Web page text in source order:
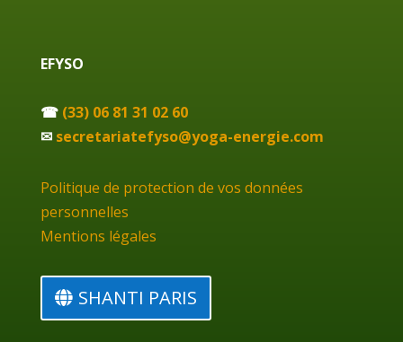
EFYSO
☎ (33) 06 81 31 02 60
✉ secretariatefyso@yoga-energie.com
Politique de protection de vos données
personnelles
Mentions légales
SHANTI PARIS